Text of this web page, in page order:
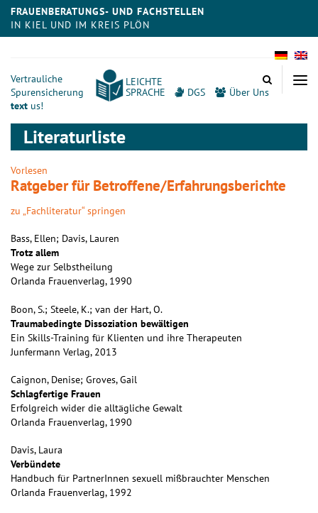
FRAUENBERATUNGS- UND FACHSTELLEN
IN KIEL UND IM KREIS PLÖN
Meta
Vertrauliche
Spurensicherung
LEICHTE
SPRACHE
DGS
Über Uns
text us!
Literaturliste
Vorlesen
Ratgeber für Betroffene/Erfahrungsberichte
zu „Fachliteratur“ springen
Bass, Ellen; Davis, Lauren
Trotz allem
Wege zur Selbstheilung
Orlanda Frauenverlag, 1990
Boon, S.; Steele, K.; van der Hart, O.
Traumabedingte Dissoziation bewältigen
Ein Skills-Training für Klienten und ihre Therapeuten
Junfermann Verlag, 2013
Caignon, Denise; Groves, Gail
Schlagfertige Frauen
Erfolgreich wider die alltägliche Gewalt
Orlanda Frauenverlag, 1990
Davis, Laura
Verbündete
Handbuch für PartnerInnen sexuell mißbrauchter Menschen
Orlanda Frauenverlag, 1992